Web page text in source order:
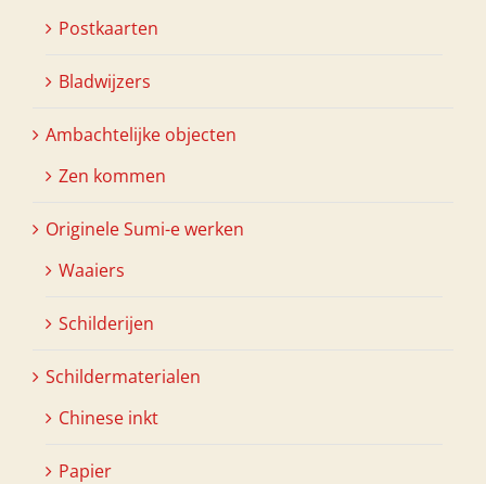
Postkaarten
Bladwijzers
Ambachtelijke objecten
Zen kommen
Originele Sumi-e werken
Waaiers
Schilderijen
Schildermaterialen
Chinese inkt
Papier